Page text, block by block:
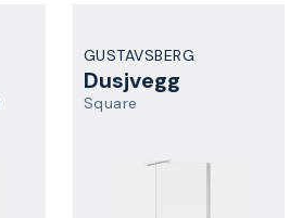
GUSTAVSBERG
Dusjvegg
Square